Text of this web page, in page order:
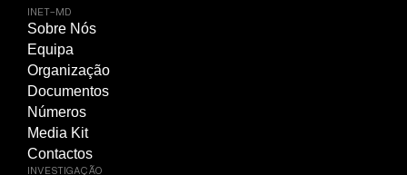
INET-MD
Sobre Nós
Equipa
Organização
Documentos
Números
Media Kit
Contactos
INVESTIGAÇÃO